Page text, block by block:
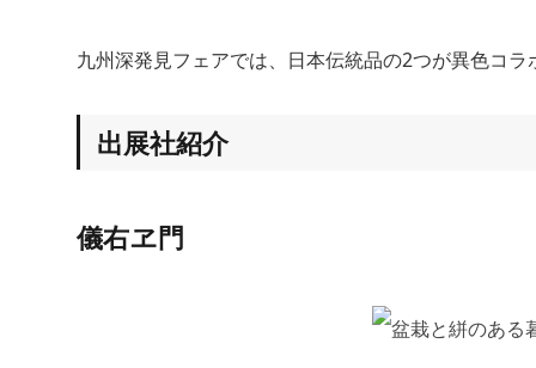
九州深発見フェアでは、日本伝統品の2つが異色コ
出展社紹介
儀右ヱ門